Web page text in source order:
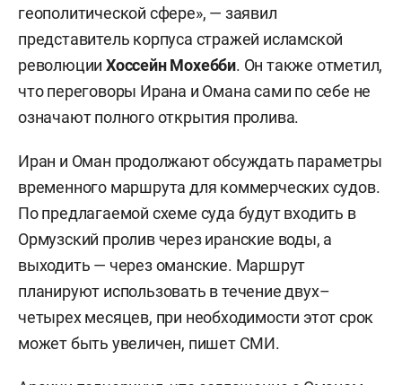
геополитической сфере», — заявил
представитель корпуса стражей исламской
революцииХоссейн Мохебби. Он также отметил,
что переговоры Ирана и Омана сами по себе не
означают полного открытия пролива.
Иран и Оман продолжают обсуждать параметры
временного маршрута для коммерческих судов.
По предлагаемой схеме суда будут входить в
Ормузский пролив через иранские воды, а
выходить — через оманские. Маршрут
планируют использовать в течение двух–
четырех месяцев, при необходимости этот срок
может быть увеличен, пишет СМИ.